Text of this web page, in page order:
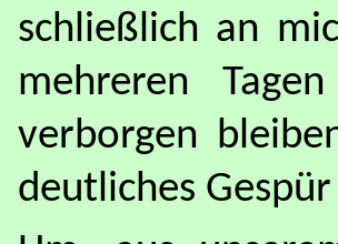
schließlich an
mehreren
verborgen
deutliches